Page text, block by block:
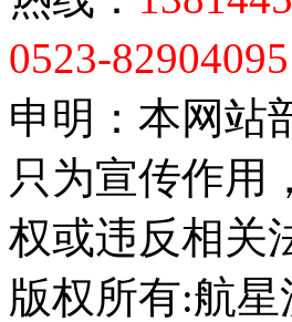
0523-82904095
申明：本网站
只为宣传作用
权或违反相关
版权所有:航